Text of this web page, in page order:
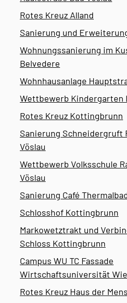
Rotes Kreuz Alland
Sanierung und
Wohnungssanierung im
Belvedere
Wohnhausanlage
Wettbewerb Kindergarten
Rotes Kreuz Kottingbrunn
Sanierung Schneidergruft
Vöslau
Wettbewerb Volksschule
Vöslau
Sanierung Café
Schlosshof Kottingbrunn
Markowetztrakt und
Schloss Kottingbrunn
Campus WU TC Fassade
Wirtschaftsuniversität
Rotes Kreuz Haus der